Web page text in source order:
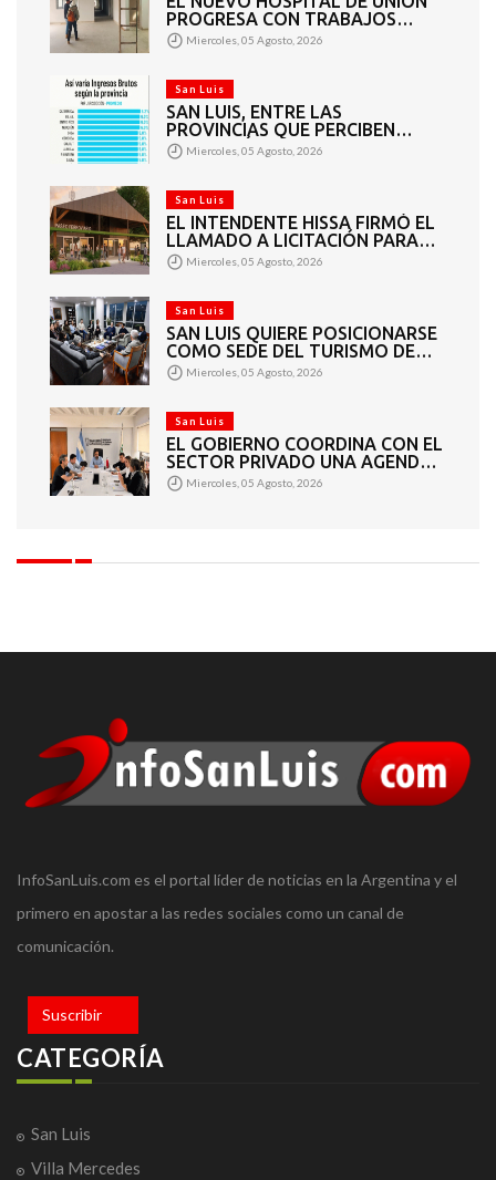
PROGRESA CON TRABAJOS
INTERIORES Y EXTERIORES
Miercoles, 05 Agosto, 2026
San Luis
SAN LUIS, ENTRE LAS
PROVINCIAS QUE PERCIBEN
TASAS MÁS BAJAS DE INGRESOS
BRUTOS
Miercoles, 05 Agosto, 2026
San Luis
EL INTENDENTE HISSA FIRMÓ EL
LLAMADO A LICITACIÓN PARA
CONSTRUIR EL PASEO
FERROVIARIO PARA
VENDEDORES
Miercoles, 05 Agosto, 2026
San Luis
SAN LUIS QUIERE POSICIONARSE
COMO SEDE DEL TURISMO DE
REUNIONES
Miercoles, 05 Agosto, 2026
San Luis
EL GOBIERNO COORDINA CON EL
SECTOR PRIVADO UNA AGENDA
DE GRANDES EVENTOS
Miercoles, 05 Agosto, 2026
InfoSanLuis.com es el portal líder de noticias en la Argentina y el
primero en apostar a las redes sociales como un canal de
comunicación.
Suscribir
CATEGORÍA
San Luis
Villa Mercedes